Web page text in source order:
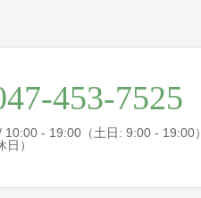
453-7525
10:00 - 19:00（土日: 9:00 - 19:00）
日）